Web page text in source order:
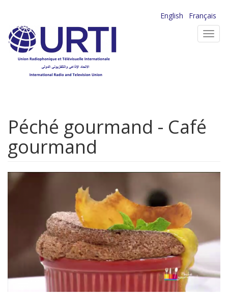
contenu
principal
English
Français
Péché gourmand - Café
gourmand